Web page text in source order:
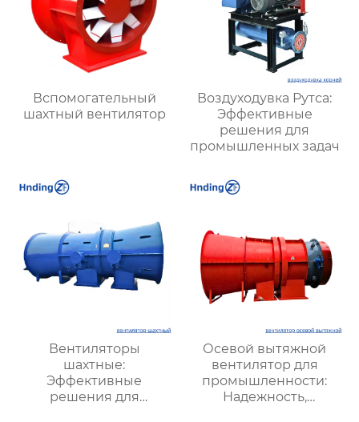
Вспомогательный
шахтный вентилятор
Воздуходувка Рутса:
Эффективные
решения для
промышленных задач
Вентиляторы
шахтные:
Эффективные
решения для
Осевой вытяжной
вентилятор для
промышленности:
Надежность,